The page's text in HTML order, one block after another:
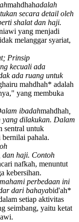
mahdhahadalah
secara detail oleh
shalat dan haji.
yang menjadi
melanggar syariat,
Prinsip
kecuali ada
ada ruang untuk
mahdhah* adalah
yang membuka
ibadahmahdhah
yang dilakukan. Dalam
sentral untuk
bernilai pahala.
dan haji. Contoh
nafkah, menuntut
kebersihan.
perbedaan ini
dari bahayabid'ah*
setiap aktivitas
seimbang, yaitu ketat